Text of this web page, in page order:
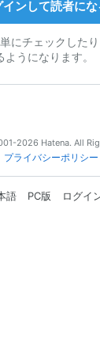
インして読者にな
にチェックした
ようになります。
2026 Hatena. All
プライバシーポリシー
語 PC版 ログイ